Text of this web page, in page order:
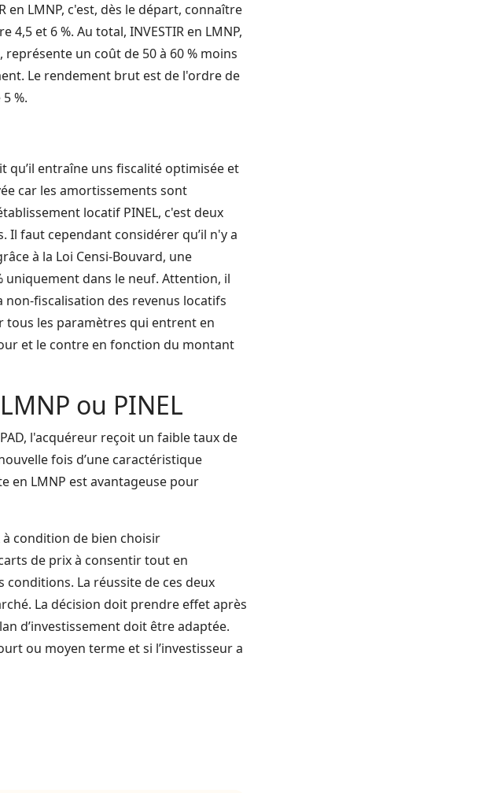
en LMNP, c'est, dès le départ, connaître
et 6 %. Au total, INVESTIR en LMNP,
un coût de 50 à 60 % moins
Le rendement brut est de l'ordre de
%.
qu’il entraîne uns fiscalité optimisée et
car les amortissements sont
locatif PINEL, c'est deux
faut cependant considérer qu’il n'y a
à la Loi Censi-Bouvard, une
uniquement dans le neuf. Attention, il
fiscalisation des revenus locatifs
tous les paramètres qui entrent en
et le contre en fonction du montant
ou PINEL
l'acquéreur reçoit un faible taux de
fois d’une caractéristique
en LMNP est avantageuse pour
à condition de bien choisir
de prix à consentir tout en
La réussite de ces deux
La décision doit prendre effet après
d’investissement doit être adaptée.
ou moyen terme et si l’investisseur a